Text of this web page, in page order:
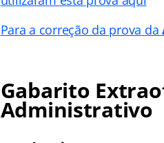
Para a correção da prova da
Gabarito
Administrativo